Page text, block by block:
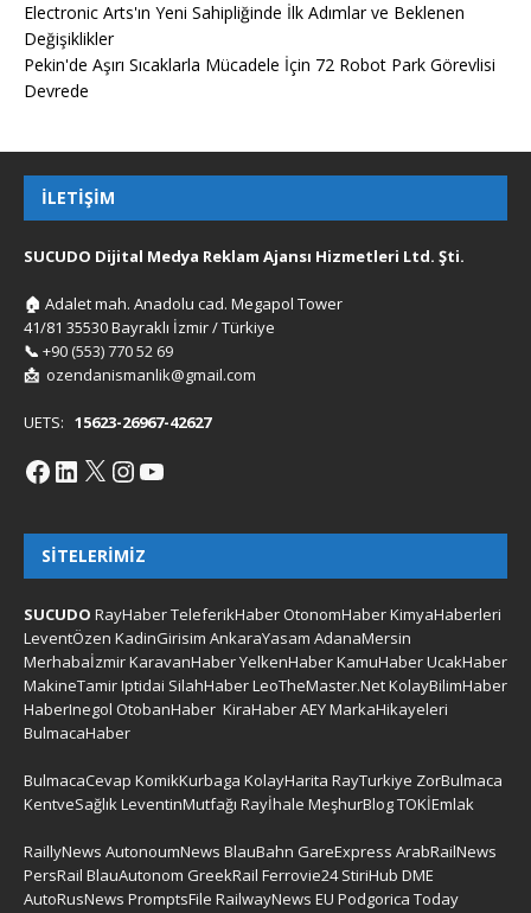
Electronic Arts'ın Yeni Sahipliğinde İlk Adımlar ve Beklenen
Değişiklikler
Pekin'de Aşırı Sıcaklarla Mücadele İçin 72 Robot Park Görevlisi
Devrede
İLETIŞIM
SUCUDO Dijital Medya Reklam Ajansı Hizmetleri Ltd. Şti.
🏠 Adalet mah. Anadolu cad. Megapol Tower
41/81 35530 Bayraklı İzmir / Türkiye
📞 +90 (553) 770 52 69
📩 ozendanismanlik@gmail.com
UETS: 15623-26967-42627
SITELERIMIZ
SUCUDO RayHaberTeleferikHaber OtonomHaberKimyaHaberleri
LeventÖzen KadinGirisim AnkaraYasam AdanaMersin
MerhabaİzmirKaravanHaberYelkenHaberKamuHaberUcakHaber
MakineTamirIptidai SilahHaberLeoTheMaster.NetKolayBilimHaber
HaberInegol OtobanHaber KiraHaberAEYMarkaHikayeleri
BulmacaHaber
BulmacaCevap KomikKurbaga KolayHarita RayTurkiye ZorBulmaca
KentveSağlıkLeventinMutfağı Rayİhale MeşhurBlogTOKİEmlak
RaillyNews AutonoumNews BlauBahn GareExpress ArabRailNews
PersRail BlauAutonom GreekRail Ferrovie24 StiriHub DME
AutoRusNews PromptsFile RailwayNews EU Podgorica Today